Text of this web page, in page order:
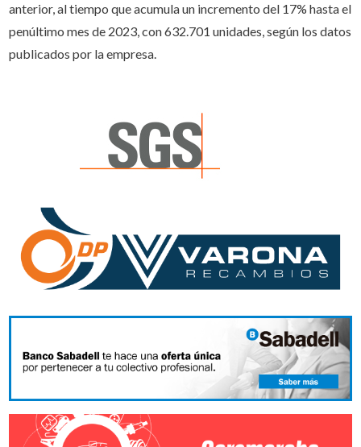
anterior, al tiempo que acumula un incremento del 17% hasta el
penúltimo mes de 2023, con 632.701 unidades, según los datos
publicados por la empresa.